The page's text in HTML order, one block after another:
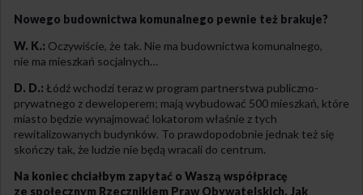
Nowego budownictwa komunalnego pewnie też brakuje?
W. K.: Oczywiście, że tak. Nie ma budownictwa komunalnego,
nie ma mieszkań socjalnych…
D. D.: Łódź wchodzi teraz w program partnerstwa publiczno-
prywatnego z deweloperem; mają wybudować 500 mieszkań, które
miasto będzie wynajmować lokatorom właśnie z tych
rewitalizowanych budynków. To prawdopodobnie jednak też się
skończy tak, że ludzie nie będą wracali do centrum.
Na koniec chciałbym zapytać o Waszą współpracę
ze społecznym Rzecznikiem Praw Obywatelskich. Jak